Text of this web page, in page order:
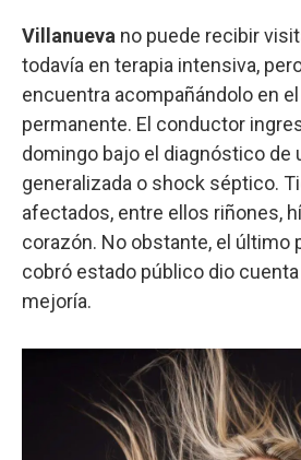
Villanueva no puede recibir
todavía en terapia intensiva,
encuentra acompañándolo en
permanente. El conductor
domingo bajo el diagnóstico de
generalizada o shock séptico.
afectados, entre ellos riñones,
corazón. No obstante, el último
cobró estado público dio
mejoría.